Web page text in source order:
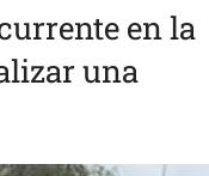
en la
una